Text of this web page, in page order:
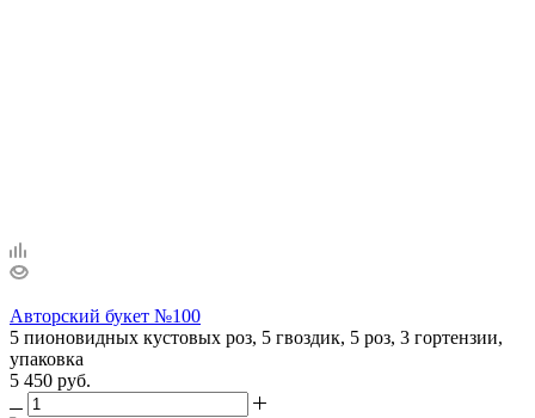
Авторский букет №100
5 пионовидных кустовых роз, 5 гвоздик, 5 роз, 3 гортензии,
упаковка
5 450 руб.